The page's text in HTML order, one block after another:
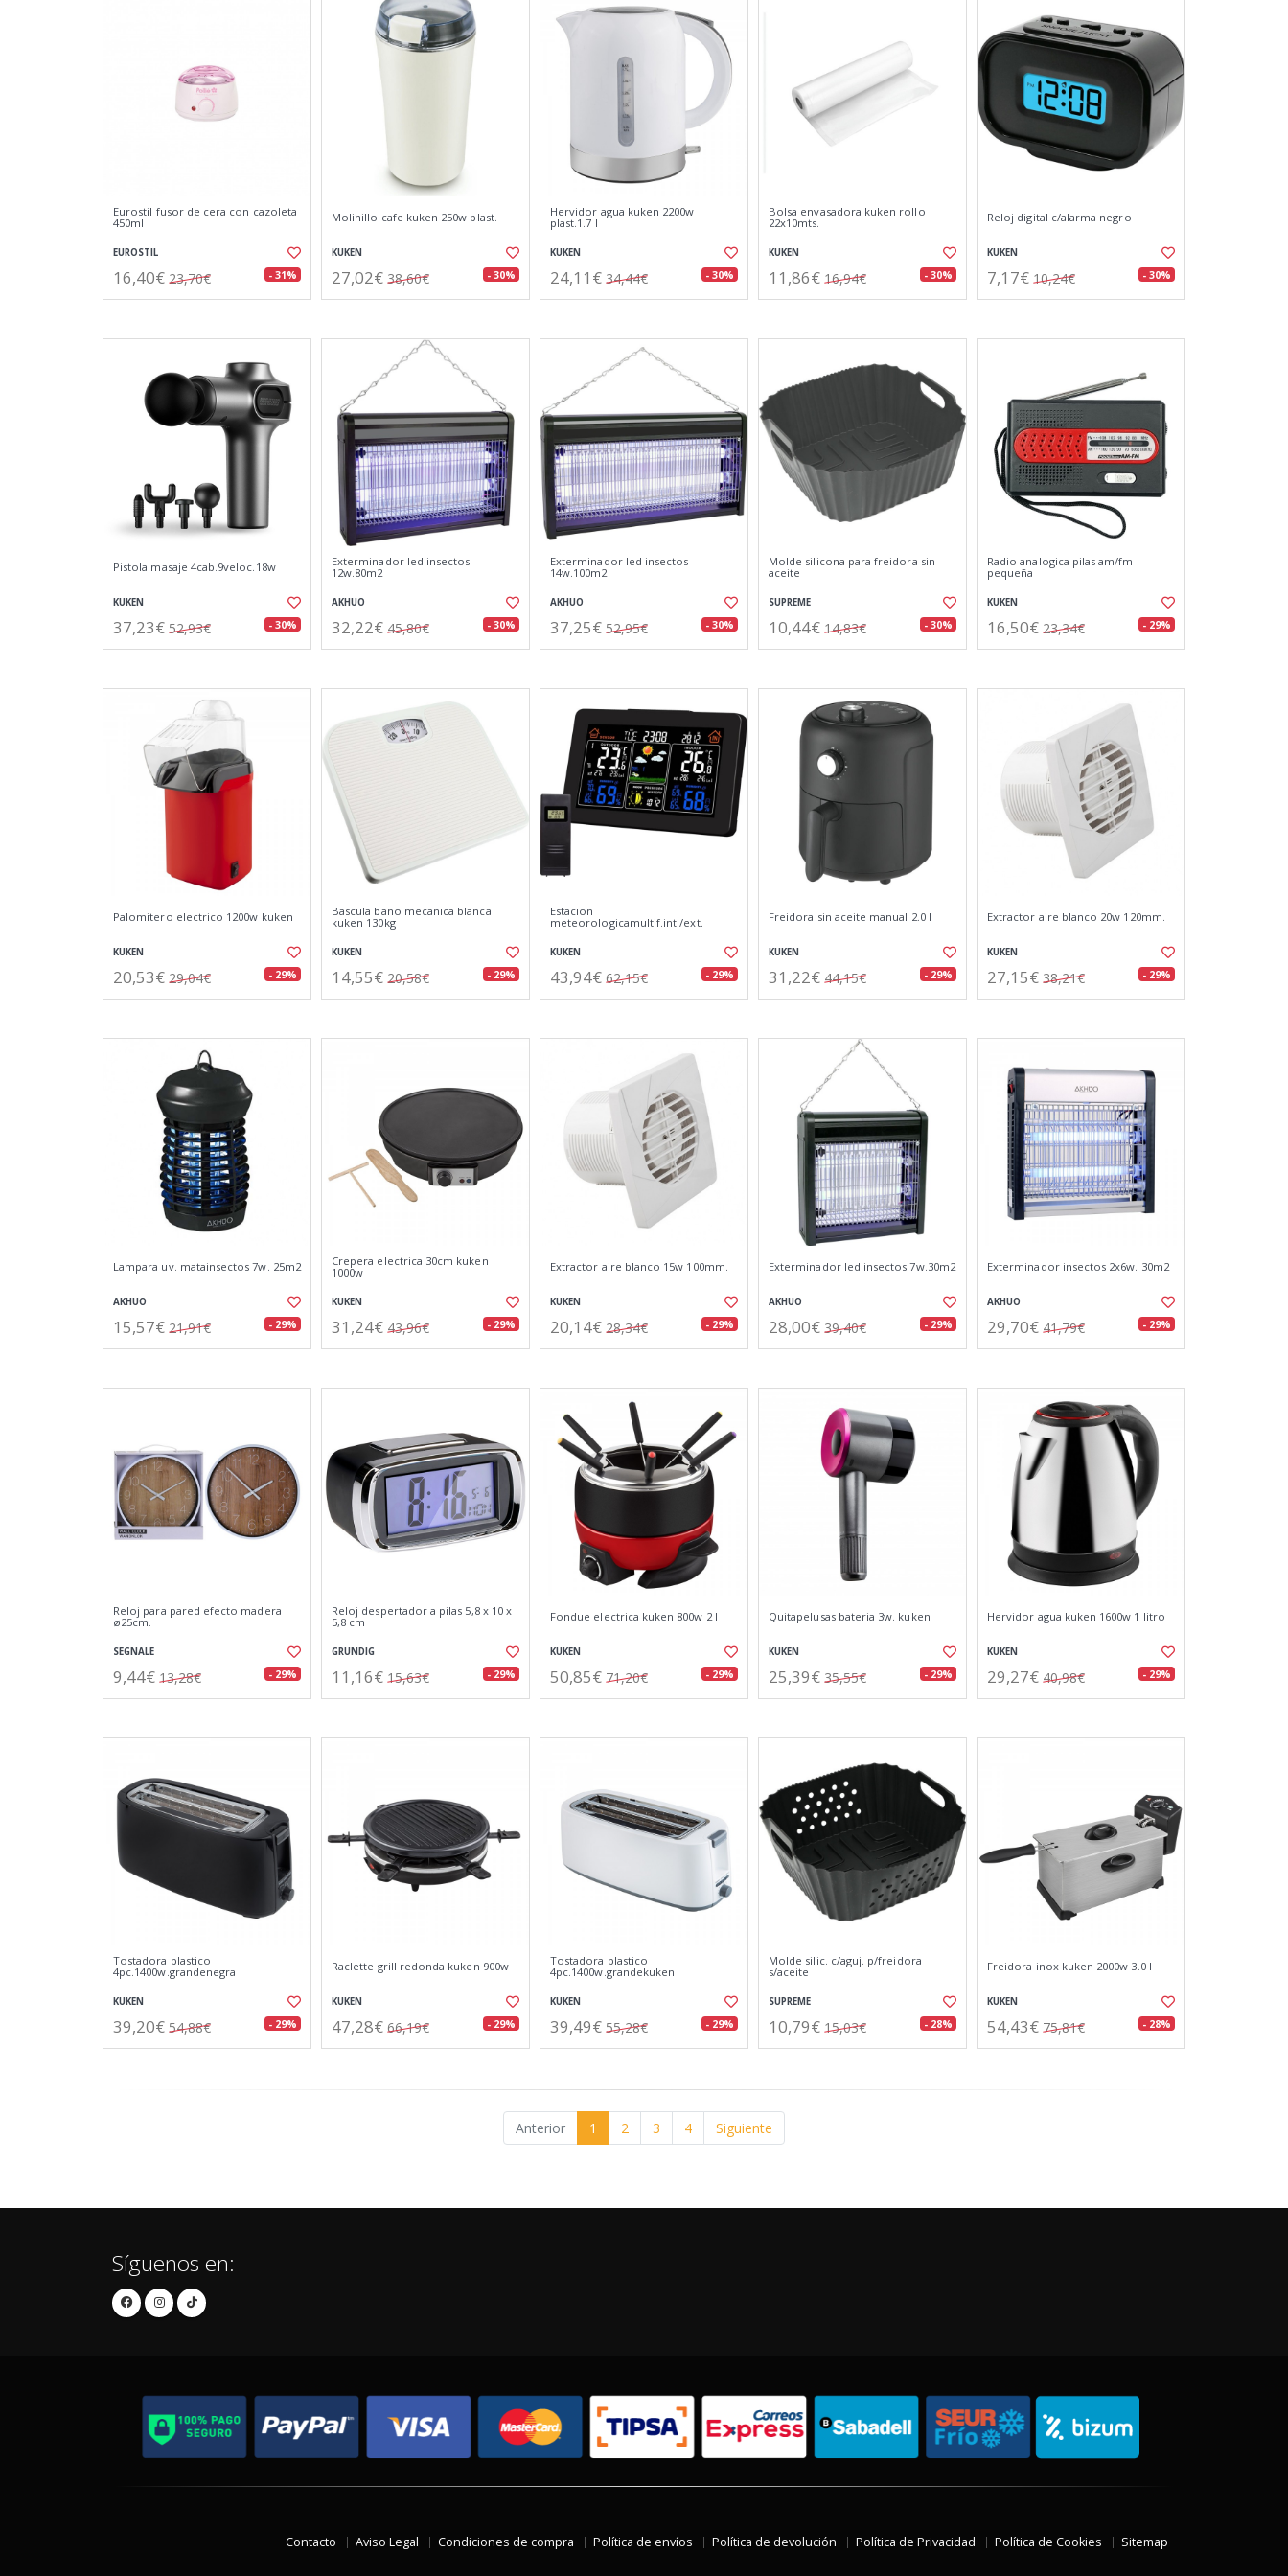
Eurostil fusor de cera con cazoleta
450ml
EUROSTIL
16,40€ 23,70€ - 31%
Molinillo cafe kuken 250w plast.
KUKEN
27,02€ 38,60€ - 30%
Hervidor agua kuken 2200w
plast.1.7 l
KUKEN
24,11€ 34,44€ - 30%
Bolsa envasadora kuken rollo
22x10mts.
KUKEN
11,86€ 16,94€ - 30%
Reloj digital c/alarma negro
KUKEN
7,17€ 10,24€ - 30%
Pistola masaje 4cab.9veloc.18w
KUKEN
37,23€ 52,93€ - 30%
Exterminador led insectos
12w.80m2
AKHUO
32,22€ 45,80€ - 30%
Exterminador led insectos
14w.100m2
AKHUO
37,25€ 52,95€ - 30%
Molde silicona para freidora sin
aceite
SUPREME
10,44€ 14,83€ - 30%
Radio analogica pilas am/fm
pequeña
KUKEN
16,50€ 23,34€ - 29%
Palomitero electrico 1200w kuken
KUKEN
20,53€ 29,04€ - 29%
Bascula baño mecanica blanca
kuken 130kg
KUKEN
14,55€ 20,58€ - 29%
Estacion
meteorologicamultif.int./ext.
KUKEN
43,94€ 62,15€ - 29%
Freidora sin aceite manual 2.0 l
KUKEN
31,22€ 44,15€ - 29%
Extractor aire blanco 20w 120mm.
KUKEN
27,15€ 38,21€ - 29%
Lampara uv. matainsectos 7w. 25m2
AKHUO
15,57€ 21,91€ - 29%
Crepera electrica 30cm kuken
1000w
KUKEN
31,24€ 43,96€ - 29%
Extractor aire blanco 15w 100mm.
KUKEN
20,14€ 28,34€ - 29%
Exterminador led insectos 7w.30m2
AKHUO
28,00€ 39,40€ - 29%
Exterminador insectos 2x6w. 30m2
AKHUO
29,70€ 41,79€ - 29%
Reloj para pared efecto madera
ø25cm.
SEGNALE
9,44€ 13,28€ - 29%
Reloj despertador a pilas 5,8 x 10 x
5,8 cm
GRUNDIG
11,16€ 15,63€ - 29%
Fondue electrica kuken 800w 2 l
KUKEN
50,85€ 71,20€ - 29%
Quitapelusas bateria 3w. kuken
KUKEN
25,39€ 35,55€ - 29%
Hervidor agua kuken 1600w 1 litro
KUKEN
29,27€ 40,98€ - 29%
Tostadora plastico
4pc.1400w.grandenegra
KUKEN
39,20€ 54,88€ - 29%
Raclette grill redonda kuken 900w
KUKEN
47,28€ 66,19€ - 29%
Tostadora plastico
4pc.1400w.grandekuken
KUKEN
39,49€ 55,28€ - 29%
Molde silic. c/aguj. p/freidora
s/aceite
SUPREME
10,79€ 15,03€ - 28%
Freidora inox kuken 2000w 3.0 l
KUKEN
54,43€ 75,81€ - 28%
Anterior 1 2 3 4 Siguiente
Síguenos en:
Contacto Aviso Legal Condiciones de compra Política de envíos Política de devolución Política de Privacidad Política de Cookies Sitemap